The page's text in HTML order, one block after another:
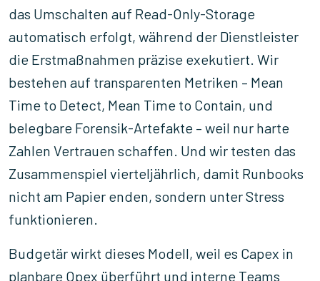
das Umschalten auf Read-Only-Storage
automatisch erfolgt, während der Dienstleister
die Erstmaßnahmen präzise exekutiert. Wir
bestehen auf transparenten Metriken – Mean
Time to Detect, Mean Time to Contain, und
belegbare Forensik-Artefakte – weil nur harte
Zahlen Vertrauen schaffen. Und wir testen das
Zusammenspiel vierteljährlich, damit Runbooks
nicht am Papier enden, sondern unter Stress
funktionieren.
Budgetär wirkt dieses Modell, weil es Capex in
planbare Opex überführt und interne Teams